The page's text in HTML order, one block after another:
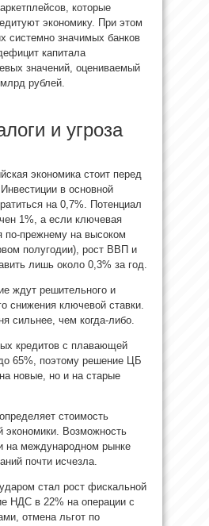
которые
экономику. При этом
системно значимых банков
капитала
значений, оцениваемый
рублей.
и угроза
экономика стоит перед
в основной
на 0,7%. Потенциал
1%, а если ключевая
по-прежнему на высоком
полугодии), рост ВВП и
лишь около 0,3% за год.
ждут решительного и
снижения ключевой ставки.
сильнее, чем когда-либо.
кредитов с плавающей
65%, поэтому решение ЦБ
новые, но и на старые
стоимость
экономики. Возможность
на международном рынке
почти исчезла.
стал рост фискальной
НДС в 22% на операции с
отмена льгот по